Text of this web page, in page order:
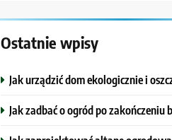
Ostatnie wpisy
Jak urządzić dom ekologicznie i
Jak zadbać o ogród po zakończeniu